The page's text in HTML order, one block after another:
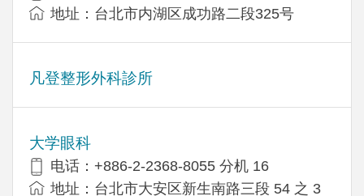
地址：台北市内湖区成功路二段325号
凡登整形外科診所
大学眼科
电话：+886-2-2368-8055 分机 16
地址：台北市大安区新生南路三段 54 之 3